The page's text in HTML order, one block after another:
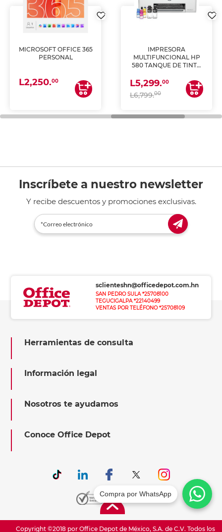
MICROSOFT OFFICE 365
PERSONAL
L2,250.00
IMPRESORA
MULTIFUNCIONAL HP
580 TANQUE DE TINTA
ESCANEA)
L5,299.00
L6,799.00
Inscríbete a nuestro newsletter
Y recibe descuentos y promociones exclusivas.
sclienteshn@officedepot.com.hn
SAN PEDRO SULA *25708100
TEGUCIGALPA *22140499
VENTAS POR TELÉFONO *25708109
Herramientas de consulta
Información legal
Nosotros te ayudamos
Conoce Office Depot
Copyright ©2018 por Office Depot de México, S.A. de C.V. Todos los
Compra por WhatsApp